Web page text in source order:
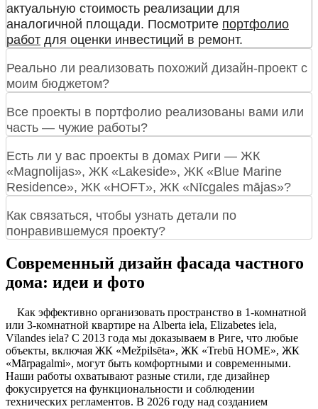
актуальную стоимость реализации для
аналогичной площади. Посмотрите портфолио
работ для оценки инвестиций в ремонт.
Реально ли реализовать похожий дизайн-проект с
моим бюджетом?
Все проекты в портфолио реализованы вами или
часть — чужие работы?
Есть ли у вас проекты в домах Риги — ЖК
«Magnolijas», ЖК «Lakeside», ЖК «Blue Marine
Residence», ЖК «HOFT», ЖК «Nīcgales mājas»?
Как связаться, чтобы узнать детали по
понравившемуся проекту?
Современный дизайн фасада частного
дома: идеи и фото
Как эффективно организовать пространство в 1-комнатной
или 3-комнатной квартире на Alberta iela, Elizabetes iela,
Vīlandes iela? С 2013 года мы доказываем в Риге, что любые
объекты, включая ЖК «Mežpilsēta», ЖК «Trebū HOME», ЖК
«Mārpagalmi», могут быть комфортными и современными.
Наши работы охватывают разные стили, где дизайнер
фокусируется на функциональности и соблюдении
технических регламентов. В 2026 году над созданием